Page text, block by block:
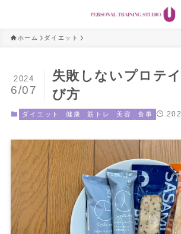
ホーム ダイエット
失敗しないプロテ
び方
2024
6/07
ダイエット 健康 筋トレ 美容 食事